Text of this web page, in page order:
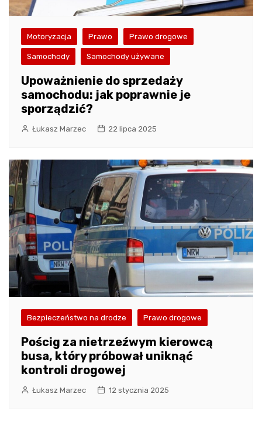
Motoryzacja Prawo Prawo drogowe
Samochody Samochody używane
Upoważnienie do sprzedaży
samochodu: jak poprawnie je
sporządzić?
Łukasz Marzec 22 lipca 2025
Bezpieczeństwo na drodze Prawo drogowe
Pościg za nietrzeźwym kierowcą
busa, który próbował uniknąć
kontroli drogowej
Łukasz Marzec 12 stycznia 2025